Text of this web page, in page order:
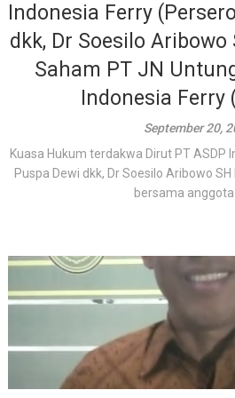
Indonesia Ferry
dkk, Dr Soesilo
Saham PT JN
Indonesia Ferry
September 20,
Kuasa Hukum terdakwa Dirut PT ASDP
Puspa Dewi dkk, Dr Soesilo Aribowo
bersama anggota